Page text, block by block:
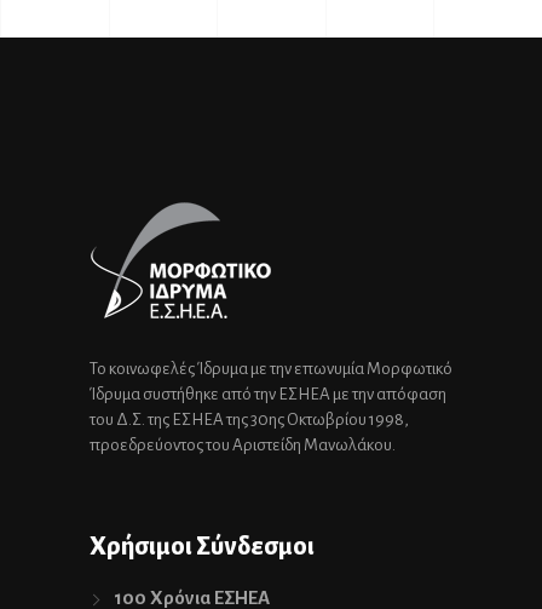
Το κοινωφελές Ίδρυμα με την επωνυμία Μορφωτικό
Ίδρυμα συστήθηκε από την ΕΣΗΕΑ με την απόφαση
του Δ.Σ. της ΕΣΗΕΑ της 30ης Οκτωβρίου 1998,
προεδρεύοντος του Αριστείδη Μανωλάκου.
Χρήσιμοι Σύνδεσμοι
100 Χρόνια ΕΣΗΕΑ